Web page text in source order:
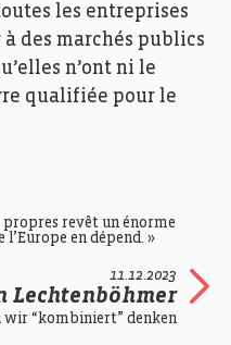
les entreprises
des marchés publics
n’ont ni le
qualifiée pour le
propres revêt un énorme
en dépend. »
11.12.2023
Lechtenböhmer
wir “kombiniert” denken